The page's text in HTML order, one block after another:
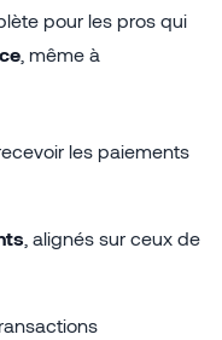
pour les pros qui
, même à
les paiements
, alignés sur ceux de